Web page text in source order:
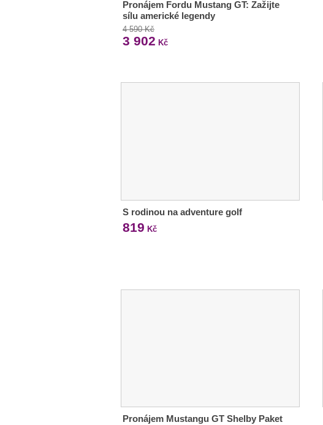
Pronájem Fordu Mustang GT: Zažijte
sílu americké legendy
4 590 Kč
3 902 Kč
S rodinou na adventure golf
819 Kč
Pronájem Mustangu GT Shelby Paket